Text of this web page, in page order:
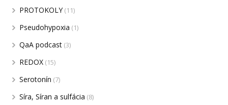
PROTOKOLY(11)
Pseudohypoxia (1)
QaA podcast (3)
REDOX (15)
Serotonín (7)
Síra, Síran a sulfácia (8)